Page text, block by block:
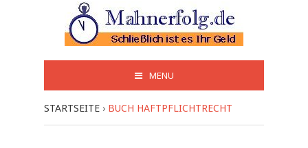
MENU
STARTSEITE › BUCH HAFTPFLICHTRECHT